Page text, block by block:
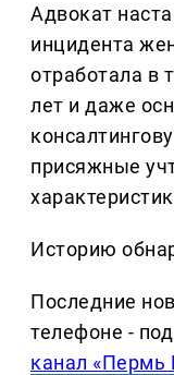
Адвокат
инцидента
отработала в
лет и даже
присяжные
Историю
Последние
телефоне -
канал «Пермь